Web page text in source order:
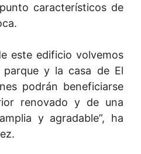
característicos de
este edificio volvemos
y la casa de El
podrán beneficiarse
renovado y de una
y agradable”, ha